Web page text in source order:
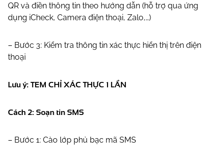
QR và điền thông tin theo hướng dẫn (hỗ trợ qua ứng
dụng iCheck, Camera điện thoại, Zalo,…)
– Bước 3: Kiểm tra thông tin xác thực hiển thị trên điện
thoại
Lưu ý: TEM CHỈ XÁC THỰC 1 LẦN
Cách 2: Soạn tin SMS
– Bước 1: Cào lớp phủ bạc mã SMS